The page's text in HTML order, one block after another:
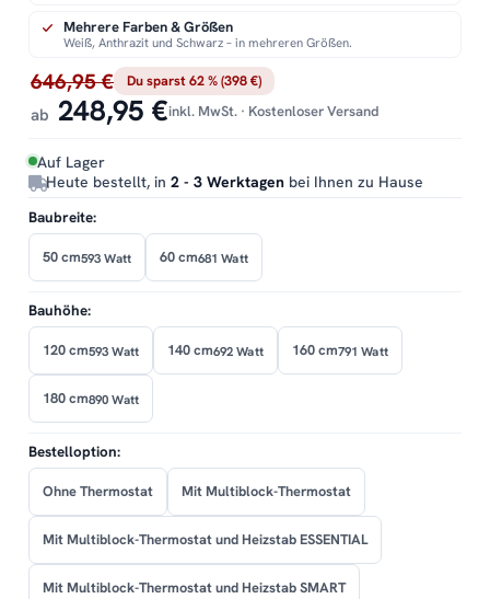
646,95 € Du sparst 62 % (398 €)
ab 248,95 €inkl. MwSt. · Kostenloser Versand
Auf Lager
Heute bestellt, in 2 - 3 Werktagen bei Ihnen zu Hause
Mehrere Farben & Größen
Weiß, Anthrazit und Schwarz – in mehreren Größen.
Baubreite:
50 cm593 Watt 60 cm681 Watt
Bauhöhe:
120 cm593 Watt 140 cm692 Watt 160 cm791 Watt
180 cm890 Watt
Bestelloption:
Ohne Thermostat Mit Multiblock-Thermostat
Mit Multiblock-Thermostat und Heizstab ESSENTIAL
Mit Multiblock-Thermostat und Heizstab SMART